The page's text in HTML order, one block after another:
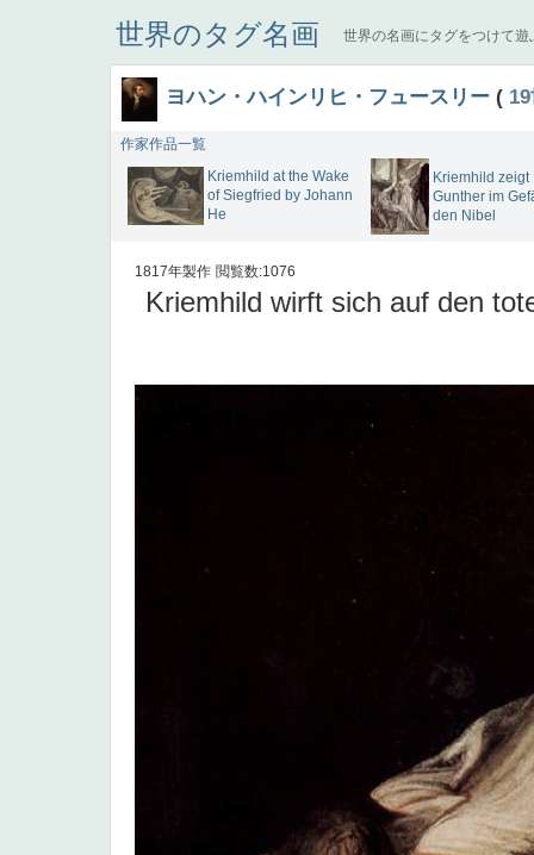
世界のタグ名画 世界の名画にタグをつけて遊
ヨハン・ハインリヒ・フュースリー (
作家作品一覧
Kriemhild at the Wake
of Siegfried by Johann
He
Kriemhild zeigt
Gunther im
den Nibel
1817年製作 閲覧数:1076
Kriemhild wirft sich auf den